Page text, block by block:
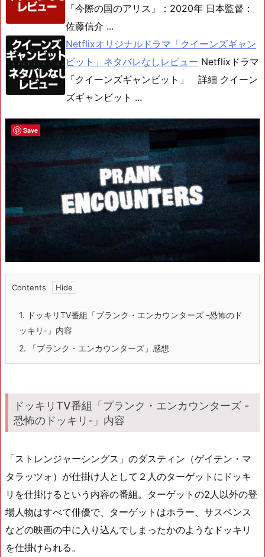
「今際の国のアリス」：2020年 日本監督：
佐藤信介 ...
Netflixオリジナルドラマ「クイーンズギャン
ビット」ネタバレなしレビュー Netflixドラマ
「クイーンズギャンビット」 詳細 クイーン
ズギャンビット ...
Contents
1. ドッキリTV番組「プランク・エンカウンターズ -恐怖のド
ッキリ-」内容
2. 「プランク・エンカウンターズ」感想
ドッキリTV番組「プランク・エンカウンターズ -
恐怖のドッキリ-」内容
「ストレンジャーシングス」のダスティン（ゲイテン・マ
タラッツォ）が仕掛け人として２人のターゲットにドッキ
リを仕掛けるという内容の番組。ターゲットの2人以外の登
場人物はすべて俳優で、ターゲットはホラー、サスペンス
などの映画の中に入り込んでしまったかのようなドッキリ
を仕掛けられる。
Save